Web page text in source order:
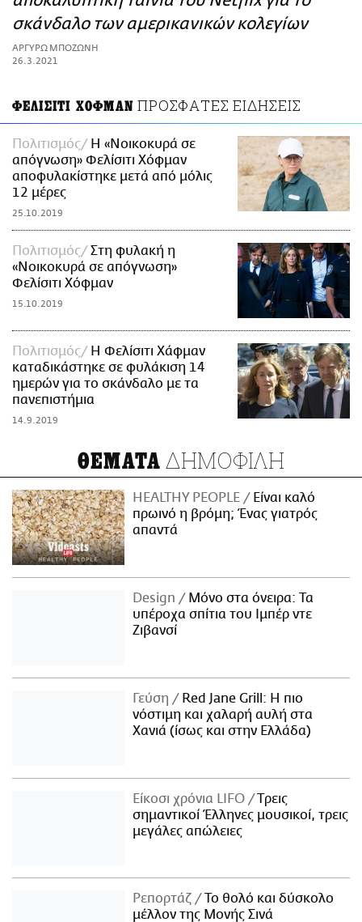
ΑΜΠΑ
PRINT
σκάνδαλο των αμερικανικών κολεγίων
ΑΡΓΥΡΩ ΜΠΟΖΩΝΗ
26.3.2021
ΦΕΛΙΣΙΤΙ ΧΟΦΜΑΝ ΠΡΟΣΦΑΤΕΣ ΕΙΔΗΣΕΙΣ
Πολιτισμός
H «Νοικοκυρά σε
απόγνωση» Φελίσιτι Χόφμαν
αποφυλακίστηκε μετά από μόλις
12 μέρες
25.10.2019
Πολιτισμός
Στη φυλακή η
«Νοικοκυρά σε απόγνωση»
Φελίσιτι Χόφμαν
15.10.2019
Πολιτισμός
H Φελίσιτι Χάφμαν
καταδικάστηκε σε φυλάκιση 14
ημερών για το σκάνδαλο με τα
πανεπιστήμια
14.9.2019
ΘΕΜΑΤΑ ΔΗΜΟΦΙΛΗ
HEALTHY PEOPLE
Είναι καλό
πρωινό η βρόμη; Ένας γιατρός
απαντά
Design
Μόνο στα όνειρα: Τα
υπέροχα σπίτια του Ιμπέρ ντε
Ζιβανσί
Γεύση
Red Jane Grill: Η πιο
νόστιμη και χαλαρή αυλή στα
Χανιά (ίσως και στην Ελλάδα)
Είκοσι χρόνια LIFO
Tρεις
σημαντικοί Έλληνες μουσικοί, τρεις
μεγάλες απώλειες
Ρεπορτάζ
Το θολό και δύσκολο
μέλλον της Μονής Σινά